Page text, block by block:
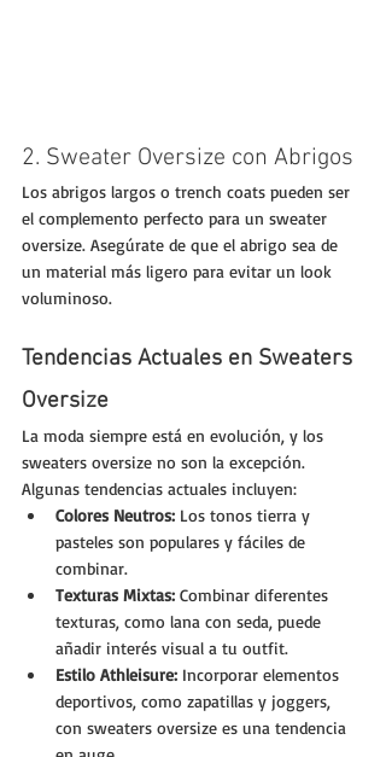
2. Sweater Oversize con Abrigos
Los abrigos largos o trench coats pueden ser
el complemento perfecto para un sweater
oversize. Asegúrate de que el abrigo sea de
un material más ligero para evitar un look
voluminoso.
Tendencias Actuales en Sweaters
Oversize
La moda siempre está en evolución, y los
sweaters oversize no son la excepción.
Algunas tendencias actuales incluyen:
Colores Neutros: Los tonos tierra y
pasteles son populares y fáciles de
combinar.
Texturas Mixtas: Combinar diferentes
texturas, como lana con seda, puede
añadir interés visual a tu outfit.
Estilo Athleisure: Incorporar elementos
deportivos, como zapatillas y joggers,
con sweaters oversize es una tendencia